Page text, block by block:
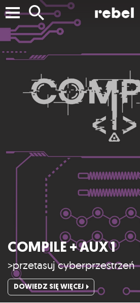
COMPILE + AUX 1
>przetasuj cyberprzestrzeń
DOWIEDZ SIĘ WIĘCEJ